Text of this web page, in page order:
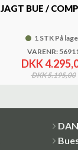
JAGT BUE /
1 STK På
VARENR:
DKK
DKK 5.195,00